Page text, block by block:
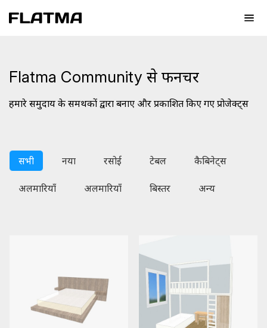
Flatma Community से फर्नीचर
हमारे समुदाय के समर्थकों द्वारा बनाए और प्रकाशित किए गए प्रोजेक्ट्स
सभी नया रसोई टेबल कैबिनेट्स
अलमारियाँ अलमारियाँ बिस्तर अन्य